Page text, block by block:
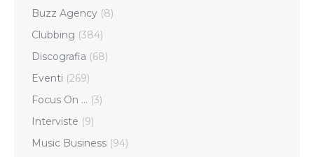
Buzz Agency (8)
Clubbing (384)
Discografia (68)
Eventi (269)
Focus On … (3)
Interviste (9)
Music Business (94)